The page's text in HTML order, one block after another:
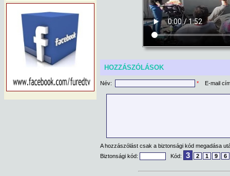
HOZZÁSZÓLÁSOK
Név: * E-mail
A hozzászólást csak a biztonsági kód megadása
Biztonsági kód:
Kód: 3 2 1 9 6